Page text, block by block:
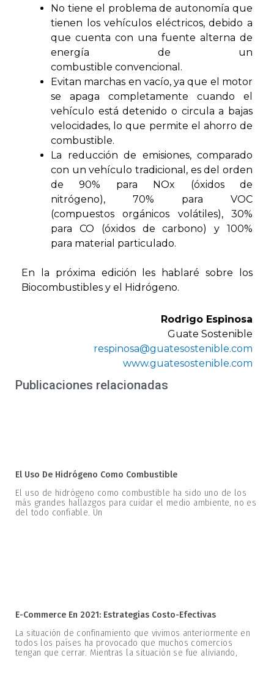
No tiene el problema de autonomía que
tienen los vehículos eléctricos, debido a
que cuenta con una fuente alterna de
energía de un
combustible convencional.
Evitan marchas en vacío, ya que el motor
se apaga completamente cuando el
vehículo está detenido o circula a bajas
velocidades, lo que permite el ahorro de
combustible.
La reducción de emisiones, comparado
con un vehículo tradicional, es del orden
de 90% para NOx (óxidos de
nitrógeno), 70% para VOC
(compuestos orgánicos volátiles), 30%
para CO (óxidos de carbono) y 100%
para material particulado.
En la próxima edición les hablaré sobre los
Biocombustibles y el Hidrógeno.
Rodrigo Espinosa
Guate Sostenible
respinosa@guatesostenible.com
www.guatesostenible.com
Publicaciones relacionadas
El Uso De Hidrógeno Como Combustible
El uso de hidrógeno como combustible ha sido uno de los
más grandes hallazgos para cuidar el medio ambiente, no es
del todo confiable. Un
E-Commerce En 2021: Estrategias Costo-Efectivas
La situación de confinamiento que vivimos anteriormente en
todos los países ha provocado que muchos comercios
tengan que cerrar. Mientras la situación se fue aliviando,